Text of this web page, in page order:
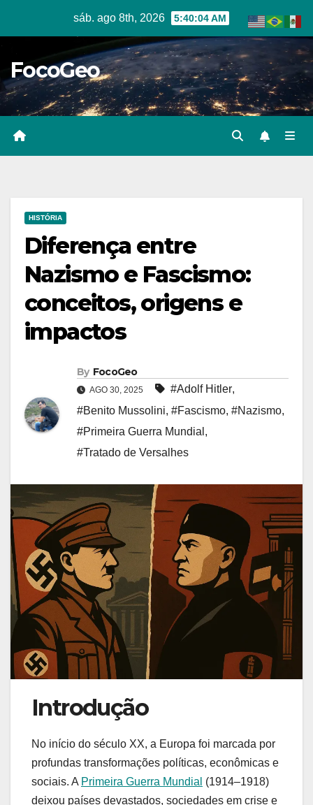
sáb. ago 8th, 2026 5:40:05 AM
FocoGeo
HISTÓRIA
Diferença entre
Nazismo e Fascismo:
conceitos, origens e
impactos
By FocoGeo
AGO 30, 2025 #Adolf Hitler,
#Benito Mussolini, #Fascismo, #Nazismo,
#Primeira Guerra Mundial ,
#Tratado de Versalhes
Introdução
No início do século XX, a Europa foi marcada por
profundas transformações políticas, econômicas e
sociais. A Primeira Guerra Mundial (1914–1918)
deixou países devastados, sociedades em crise e